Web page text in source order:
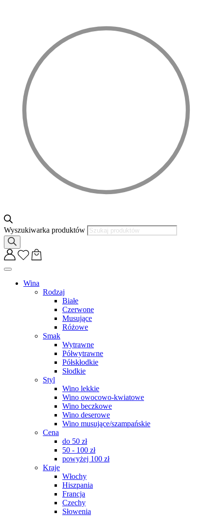
Wyszukiwarka produktów
Wina
Rodzaj
Białe
Czerwone
Musujące
Różowe
Smak
Wytrawne
Półwytrawne
Półskłodkie
Słodkie
Styl
Wino lekkie
Wino owocowo-kwiatowe
Wino beczkowe
Wino deserowe
Wino musujące/szampańskie
Cena
do 50 zł
50 - 100 zł
powyżej 100 zł
Kraje
Włochy
Hiszpania
Francja
Czechy
Słowenia